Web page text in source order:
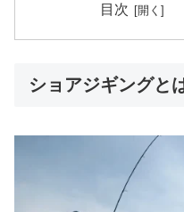
目次
ショアジギングと